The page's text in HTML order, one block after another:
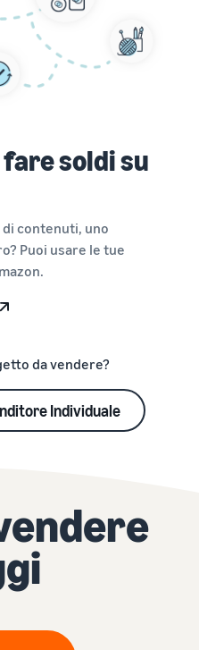
soldi su
contenuti, uno
Puoi usare le tue
da vendere?
Individuale